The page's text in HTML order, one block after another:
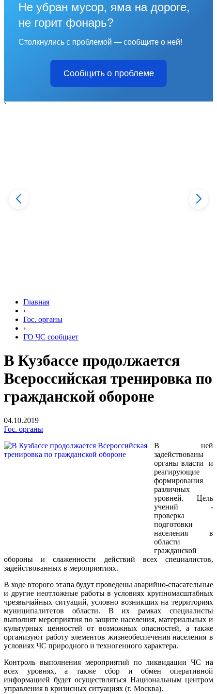
Не убран мусор, яма на дороге,
не горит фонарь?
Столкнулись с проблемой — сообщите о ней!
Сообщить о проблеме
`
Главная
›
Гос. органы
›
ГО ЧС сообщает
В Кузбассе продолжается
Всероссийская тренировка по
гражданской обороне
04.10.2019
Гос. органы
В ней
задействованы
органы власти и
реагирующие
формирования
различных
уровней. Цель
учений -
проверка
подготовки
населения в
области
гражданской
обороны и слаженности действий всех специалистов,
задействованных в мероприятиях.
В ходе второго этапа будут проведены аварийно-спасательные
и другие неотложные работы в условиях крупномасштабных
чрезвычайных ситуаций, условно возникших на территориях
муниципалитетов области. В их рамках специалисты
выполнят мероприятия по защите населения, материальных и
культурных ценностей от возможных опасностей, а также
организуют работу элементов жизнеобеспечения населения в
условиях ЧС природного и техногенного характера.
Контроль выполнения мероприятий по ликвидации ЧС на
всех уровнях, а также сбор и обмен оперативной
информацией будет осуществляться Национальным центром
управления в кризисных ситуациях (г. Москва).